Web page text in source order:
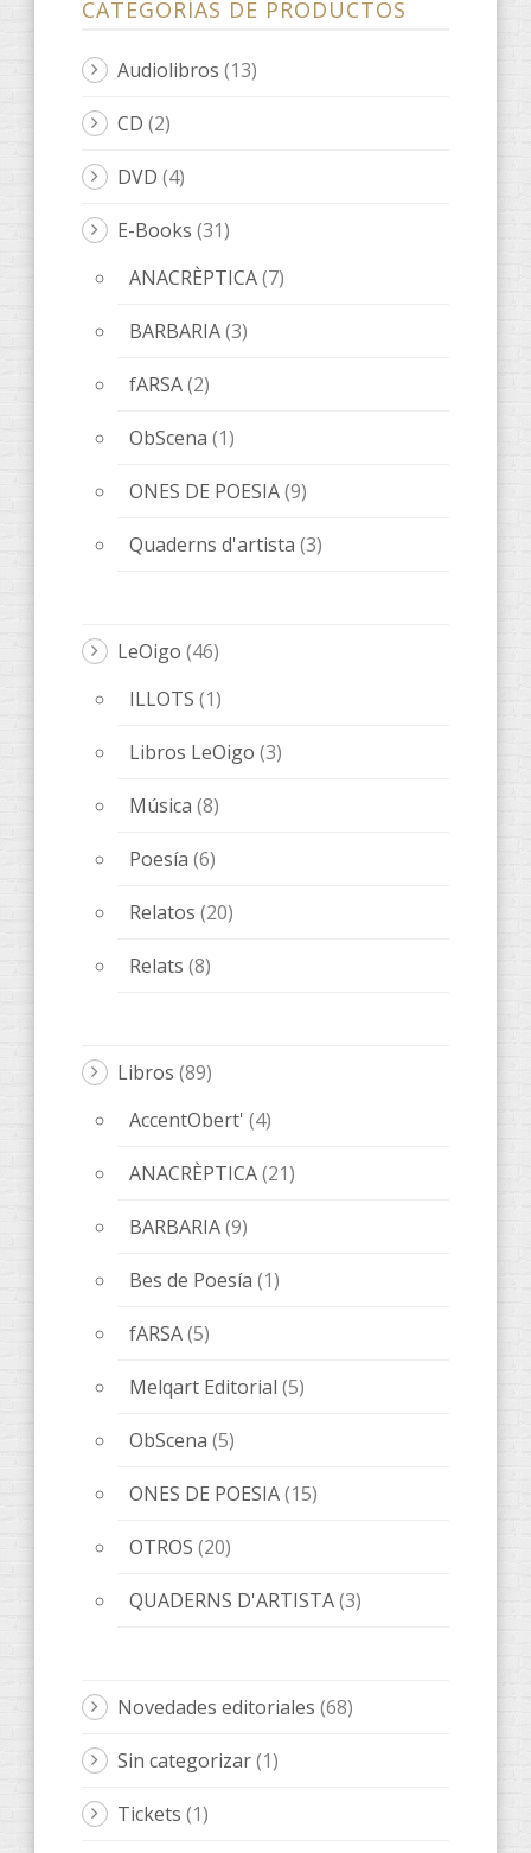
Quaderns d'artista (3)
LeOigo
ILLOTS
Libros LeOigo
Música (8)
Poesía(6)
Relatos(20)
Relats(8)
Libros(89)
ANACRÈPTICA
BARBARIA
Bes de Poesía (1)
fARSA(5)
Melqart Editorial
ObScena (5)
ONES DE POESIA
QUADERNS D'ARTISTA
Novedades editoriales
Sin categorizar
Tickets(1)